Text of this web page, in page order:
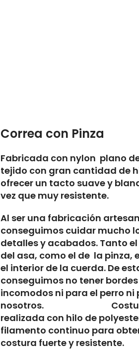
Correa con Pinza
Fabricada con nylon plano
tejido con gran cantidad de
ofrecer un tacto suave y
vez que muy resistente.
Al ser una fabricación
conseguimos cuidar mucho
detalles y acabados. Tanto
del asa, como el de la pinza,
el interior de la cuerda. De
conseguimos no tener bordes
incomodos ni para el perro ni
nosotros.
realizada con hilo de
filamento continuo para
costura fuerte y resistente.